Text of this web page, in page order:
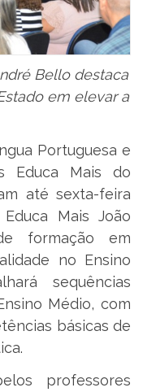
Bello destaca
em elevar a
Portuguesa e
Educa Mais do
até sexta-feira
Mais João
formação em
no Ensino
sequências
Médio, com
básicas de
professores